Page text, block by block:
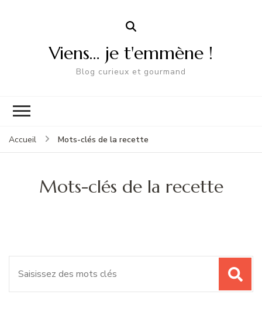
Viens… je t'emmène !
Blog curieux et gourmand
Accueil Mots-clés de la recette
Mots-clés de la recette